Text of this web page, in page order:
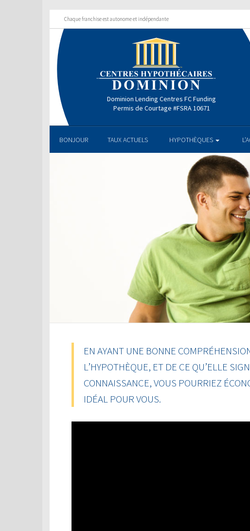
Chaque franchise est autonome et indépendante
Dominion Lending Centres FC Funding
Permis de Courtage #FSRA 10671
BONJOUR TAUX ACTUELS HYPOTHÈQUES
EN AYANT UNE BONNE
L’HYPOTHÈQUE, ET DE CE QU’ELLE
CONNAISSANCE, VOUS POURRIEZ
IDÉAL POUR VOUS.